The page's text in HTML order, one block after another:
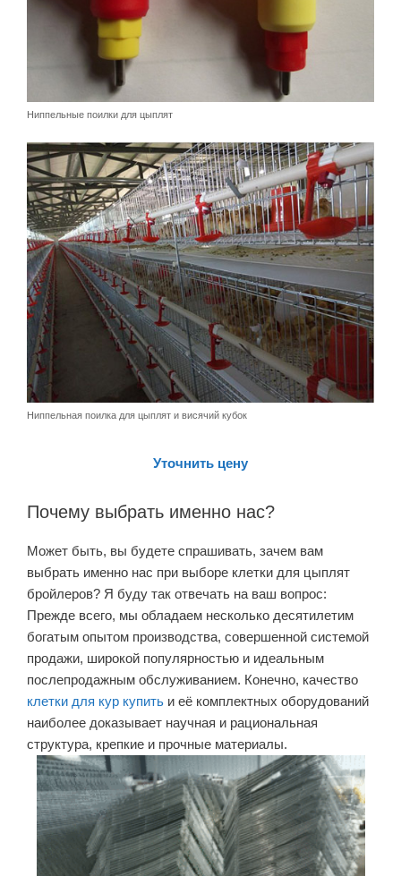
Ниппельные поилки для цыплят
Ниппельная поилка для цыплят и висячий кубок
Уточнить цену
Почему выбрать именно нас?
Может быть, вы будете спрашивать, зачем вам
выбрать именно нас при выборе клетки для цыплят
бройлеров? Я буду так отвечать на ваш вопрос:
Прежде всего, мы обладаем несколько десятилетим
богатым опытом производства, совершенной системой
продажи, широкой популярностью и идеальным
послепродажным обслуживанием. Конечно, качество
клетки для кур купить и её комплектных оборудований
наиболее доказывает научная и рациональная
структура, крепкие и прочные материалы.